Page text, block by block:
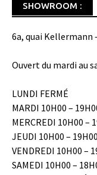
SHOWROOM :
6a, quai Kellermann
Ouvert du mardi au
LUNDI FERMÉ
MARDI 10H00 –
MERCREDI 10H00 –
JEUDI 10H00 – 19H00
VENDREDI 10H00 –
SAMEDI 10H00 –